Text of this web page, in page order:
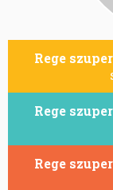
Rege
Rege
Rege